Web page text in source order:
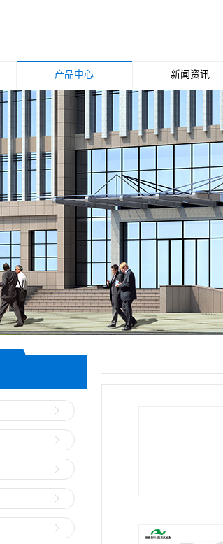
产品中心
玻璃纤维
钛白粉
油脂化工
中石化碳纤维
PC产品
新闻资讯
公司新闻
行业新闻
媒体报道
行业动态